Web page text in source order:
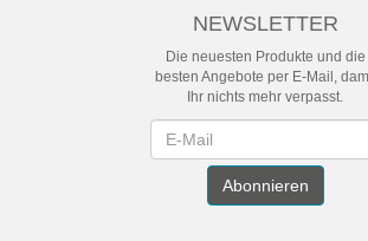
NEWSLETTER
Die neuesten Produkte und die
besten Angebote per E-Mail,
Ihr nichts mehr verpasst.
Abonnieren